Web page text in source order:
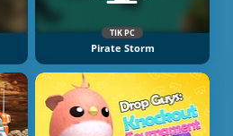
TIK PC
Pirate Storm